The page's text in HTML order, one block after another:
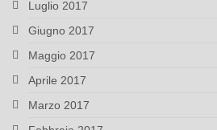
Luglio 2017
Giugno 2017
Maggio 2017
Aprile 2017
Marzo 2017